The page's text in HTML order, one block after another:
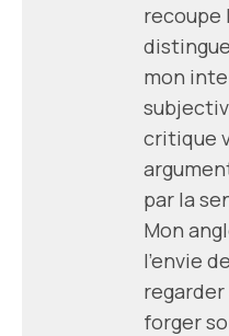
recoupe
mon
critique
par la
Mon
l'envie
forger